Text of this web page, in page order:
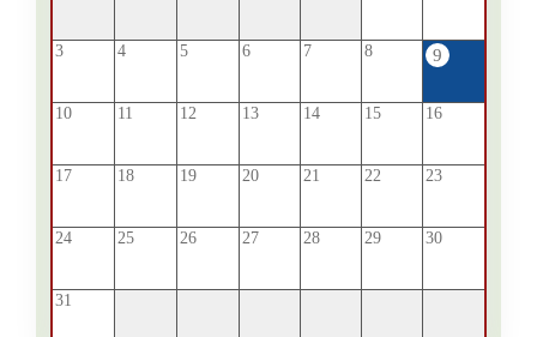
3 4 5 6 7 8 9
10 11 12 13 14 15 16
17 18 19 20 21 22 23
24 25 26 27 28 29 30
31